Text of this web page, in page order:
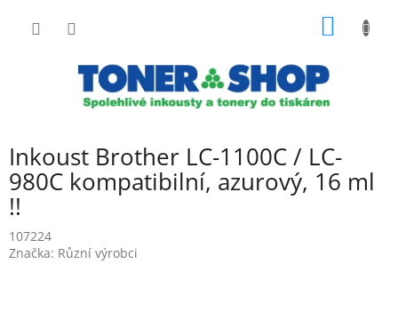
Inkoust Brother LC-1100C / LC-
980C kompatibilní, azurový, 16 ml
!!
107224
Značka: Různí výrobci